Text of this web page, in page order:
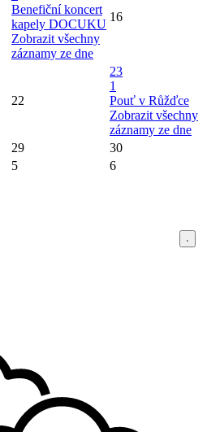
Benefiční koncert
kapely DOCUKU
Zobrazit všechny
záznamy ze dne
16
22
23
1
Pouť v Růžďce
Zobrazit všechny
záznamy ze dne
29
30
5 6